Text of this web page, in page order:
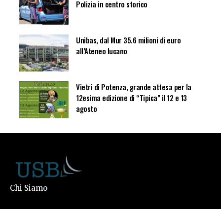
Polizia in centro storico
Unibas, dal Mur 35.6 milioni di euro
all’Ateneo lucano
Vietri di Potenza, grande attesa per la
12esima edizione di “Tipica” il 12 e 13
agosto
Chi Siamo